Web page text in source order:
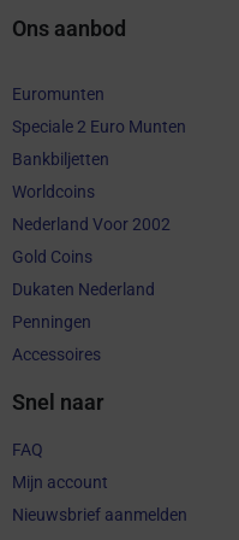
Ons aanbod
Euromunten
Speciale 2 Euro Munten
Bankbiljetten
Worldcoins
Nederland Voor 2002
Gold Coins
Dukaten Nederland
Penningen
Accessoires
Snel naar
FAQ
Mijn account
Nieuwsbrief aanmelden